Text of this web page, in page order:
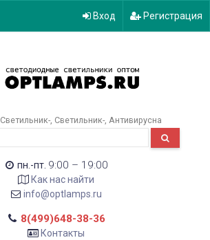
Вход Регистрация
Светильник- Светильник- Антивирусна
пн.-пт. 9:00 – 19:00
Как нас найти
info@optlamps.ru
8(499)648-38-36
Контакты